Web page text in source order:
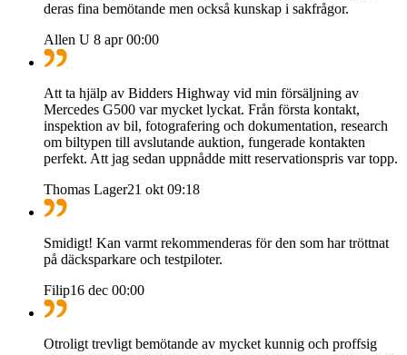
deras fina bemötande men också kunskap i sakfrågor.
Allen U 8 apr 00:00
Att ta hjälp av Bidders Highway vid min försäljning av
Mercedes G500 var mycket lyckat. Från första kontakt,
inspektion av bil, fotografering och dokumentation, research
om biltypen till avslutande auktion, fungerade kontakten
perfekt. Att jag sedan uppnådde mitt reservationspris var topp.
Thomas Lager21 okt 09:18
Smidigt! Kan varmt rekommenderas för den som har tröttnat
på däcksparkare och testpiloter.
Filip16 dec 00:00
Otroligt trevligt bemötande av mycket kunnig och proffsig